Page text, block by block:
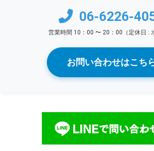
06-6226-
営業時間 10：00 〜 20：00（定休日 :
お問い合わせはこち